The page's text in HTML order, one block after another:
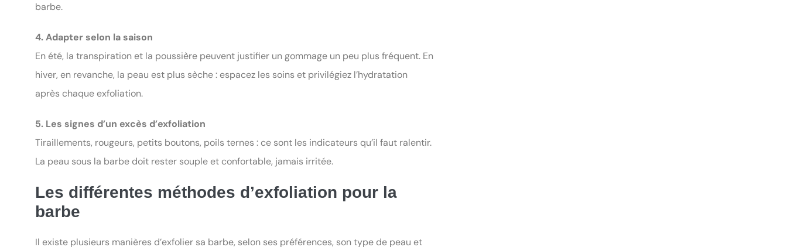
barbe.
4. Adapter selon la saison
En été, la transpiration et la poussière peuvent justifier un gommage un peu plus fréquent. En
hiver, en revanche, la peau est plus sèche : espacez les soins et privilégiez l’hydratation
après chaque exfoliation.
5. Les signes d’un excès d’exfoliation
Tiraillements, rougeurs, petits boutons, poils ternes : ce sont les indicateurs qu’il faut ralentir.
La peau sous la barbe doit rester souple et confortable, jamais irritée.
Les différentes méthodes d’exfoliation pour la
barbe
Il existe plusieurs manières d’exfolier sa barbe, selon ses préférences, son type de peau et